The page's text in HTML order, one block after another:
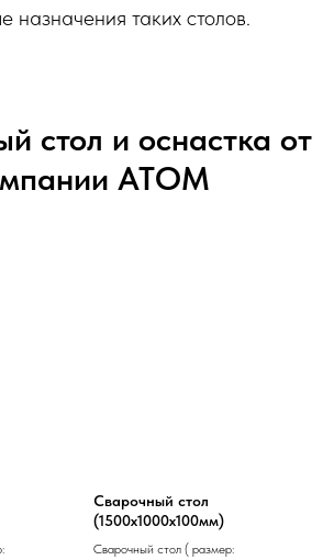
назначения таких столов.
стол и оснастка от
АТОМ
Сварочный стол
(1500х1000х100мм)
Сварочный стол ( размер: